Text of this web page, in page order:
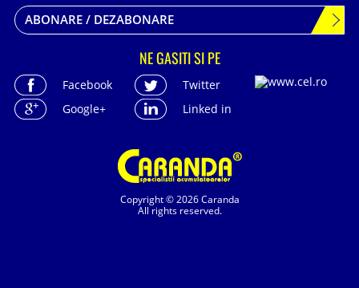
Copyright © 2026 Caranda
All rights reserved.
ABONARE / DEZABONARE
NE GASITI SI PE
Facebook
Twitter
Google+
Linked in